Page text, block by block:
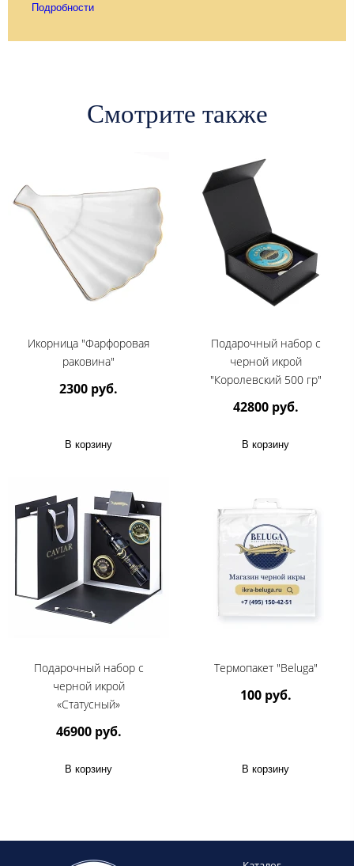
Подробности
Смотрите также
Икорница "Фарфоровая
раковина"
2300 руб.
В корзину
Подарочный набор с
черной икрой
"Королевский 500 гр"
42800 руб.
В корзину
Подарочный набор с
черной икрой
«Статусный»
46900 руб.
В корзину
Термопакет "Beluga"
100 руб.
В корзину